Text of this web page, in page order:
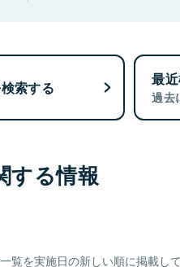
索する 最
過去
する情報
覧を実施日の新しい順に掲載して